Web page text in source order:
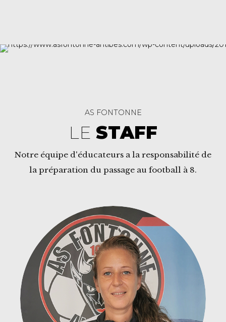
AS FONTONNE
LE STAFF
Notre équipe d'éducateurs a la responsabilité de
la préparation du passage au football à 8.